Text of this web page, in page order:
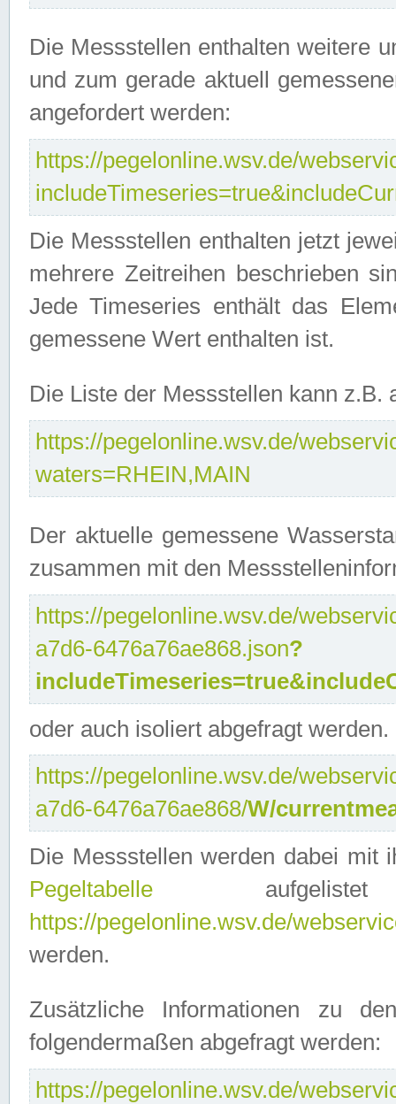
Die Messstellen enthalten weitere
und zum gerade aktuell
angefordert werden:
https://pegelonline.wsv.de/
Die Messstellen enthalten jetzt
mehrere Zeitreihen beschrieben
Jede Timeseries enthält das
gemessene Wert enthalten ist.
Die Liste der Messstellen kann
https://pegelonline.wsv.de/
waters=RHEIN,MAIN
Der aktuelle gemessene
zusammen mit den
https://pegelonline.wsv.de/
a7d6-6476a76ae868.json?
oder auch isoliert abgefragt werden.
https://pegelonline.wsv.de/
a7d6-6476a76ae868/W/
Die Messstellen werden dabei mit
Pegeltabelle
https://pegelonline.wsv.de/
werden.
Zusätzliche Informationen zu
folgendermaßen abgefragt werden:
https://pegelonline.wsv.de/